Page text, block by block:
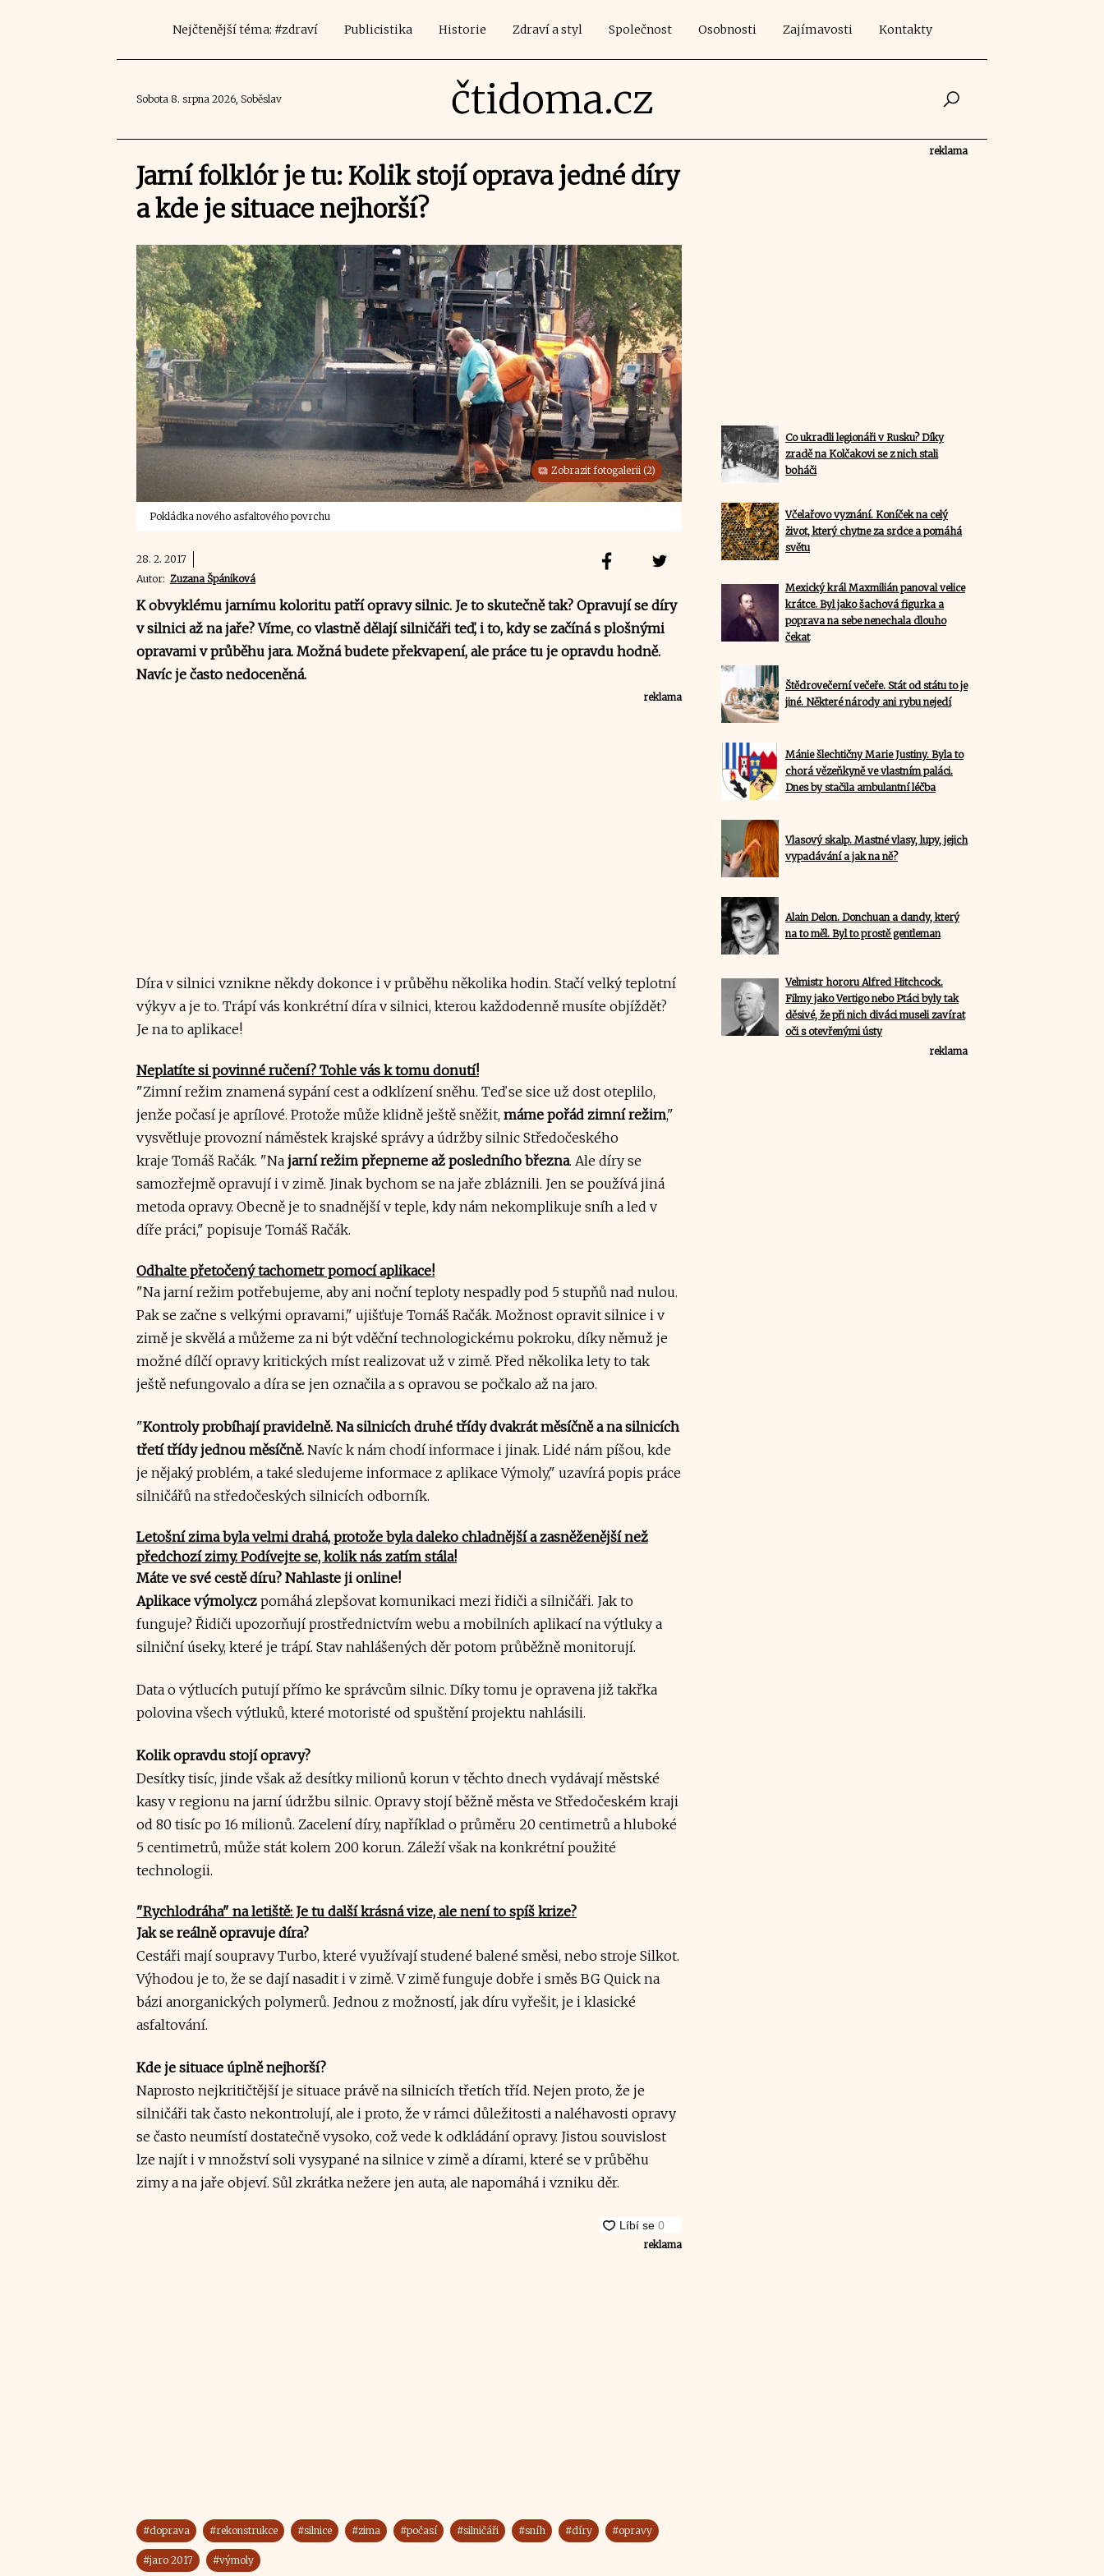
Nejčtenější téma: #zdraví Publicistika Historie Zdraví a styl Společnost Osobnosti Zajímavosti Kontakty
Sobota 8. srpna 2026, Soběslav čtidoma.cz
Jarní folklór je tu: Kolik stojí oprava jedné díry
a kde je situace nejhorší?
Zobrazit fotogalerii (2)
Pokládka nového asfaltového povrchu
28. 2. 2017
Autor: Zuzana Špániková
K obvyklému jarnímu koloritu patří opravy silnic. Je to skutečně tak? Opravují se díry
v silnici až na jaře? Víme, co vlastně dělají silničáři teď, i to, kdy se začíná s plošnými
opravami v průběhu jara. Možná budete překvapení, ale práce tu je opravdu hodně.
Navíc je často nedoceněná.
reklama
Díra v silnici vznikne někdy dokonce i v průběhu několika hodin. Stačí velký teplotní
výkyv a je to. Trápí vás konkrétní díra v silnici, kterou každodenně musíte objíždět?
Je na to aplikace!
Neplatíte si povinné ručení? Tohle vás k tomu donutí!
"Zimní režim znamená sypání cest a odklízení sněhu. Teď se sice už dost oteplilo,
jenže počasí je aprílové. Protože může klidně ještě sněžit, máme pořád zimní režim,"
vysvětluje provozní náměstek krajské správy a údržby silnic Středočeského
kraje Tomáš Račák. "Na jarní režim přepneme až posledního března. Ale díry se
samozřejmě opravují i v zimě. Jinak bychom se na jaře zbláznili. Jen se používá jiná
metoda opravy. Obecně je to snadnější v teple, kdy nám nekomplikuje sníh a led v
díře práci," popisuje Tomáš Račák.
Odhalte přetočený tachometr pomocí aplikace!
"Na jarní režim potřebujeme, aby ani noční teploty nespadly pod 5 stupňů nad nulou.
Pak se začne s velkými opravami," ujišťuje Tomáš Račák. Možnost opravit silnice i v
zimě je skvělá a můžeme za ni být vděční technologickému pokroku, díky němuž je
možné dílčí opravy kritických míst realizovat už v zimě. Před několika lety to tak
ještě nefungovalo a díra se jen označila a s opravou se počkalo až na jaro.
"Kontroly probíhají pravidelně. Na silnicích druhé třídy dvakrát měsíčně a na silnicích
třetí třídy jednou měsíčně. Navíc k nám chodí informace i jinak. Lidé nám píšou, kde
je nějaký problém, a také sledujeme informace z aplikace Výmoly," uzavírá popis práce
silničářů na středočeských silnicích odborník.
Letošní zima byla velmi drahá, protože byla daleko chladnější a zasněženější než
předchozí zimy. Podívejte se, kolik nás zatím stála!
Máte ve své cestě díru? Nahlaste ji online!
Aplikace výmoly.cz pomáhá zlepšovat komunikaci mezi řidiči a silničáři. Jak to
funguje? Řidiči upozorňují prostřednictvím webu a mobilních aplikací na výtluky a
silniční úseky, které je trápí. Stav nahlášených děr potom průběžně monitorují.
Data o výtlucích putují přímo ke správcům silnic. Díky tomu je opravena již takřka
polovina všech výtluků, které motoristé od spuštění projektu nahlásili.
Kolik opravdu stojí opravy?
Desítky tisíc, jinde však až desítky milionů korun v těchto dnech vydávají městské
kasy v regionu na jarní údržbu silnic. Opravy stojí běžně města ve Středočeském kraji
od 80 tisíc po 16 milionů. Zacelení díry, například o průměru 20 centimetrů a hluboké
5 centimetrů, může stát kolem 200 korun. Záleží však na konkrétní použité
technologii.
"Rychlodráha" na letiště: Je tu další krásná vize, ale není to spíš krize?​
Jak se reálně opravuje díra?
Cestáři mají soupravy Turbo, které využívají studené balené směsi, nebo stroje Silkot.
Výhodou je to, že se dají nasadit i v zimě. V zimě funguje dobře i směs BG Quick na
bázi anorganických polymerů. Jednou z možností, jak díru vyřešit, je i klasické
asfaltování.
Kde je situace úplně nejhorší?
Naprosto nejkritičtější je situace právě na silnicích třetích tříd. Nejen proto, že je
silničáři tak často nekontrolují, ale i proto, že v rámci důležitosti a naléhavosti opravy
se často neumístí dostatečně vysoko, což vede k odkládání opravy. Jistou souvislost
lze najít i v množství soli vysypané na silnice v zimě a dírami, které se v průběhu
zimy a na jaře objeví. Sůl zkrátka nežere jen auta, ale napomáhá i vzniku děr.
reklama
#doprava #rekonstrukce #silnice #zima #počasí #silničáři #sníh #díry #opravy
#jaro 2017 #výmoly
reklama
Co ukradli legionáři v Rusku? Díky
zradě na Kolčakovi se z nich stali
boháči
Včelařovo vyznání. Koníček na celý
život, který chytne za srdce a pomáhá
světu
Mexický král Maxmilián panoval velice
krátce. Byl jako šachová figurka a
poprava na sebe nenechala dlouho
čekat
Štědrovečerní večeře. Stát od státu to je
jiné. Některé národy ani rybu nejedí
Mánie šlechtičny Marie Justiny. Byla to
chorá vězeňkyně ve vlastním paláci.
Dnes by stačila ambulantní léčba
Vlasový skalp. Mastné vlasy, lupy, jejich
vypadávání a jak na ně?
Alain Delon. Donchuan a dandy, který
na to měl. Byl to prostě gentleman
Velmistr hororu Alfred Hitchcock.
Filmy jako Vertigo nebo Ptáci byly tak
děsivé, že při nich diváci museli zavírat
oči s otevřenými ústy
reklama